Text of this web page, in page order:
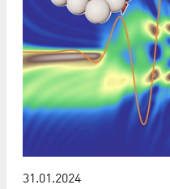
31.01.2024